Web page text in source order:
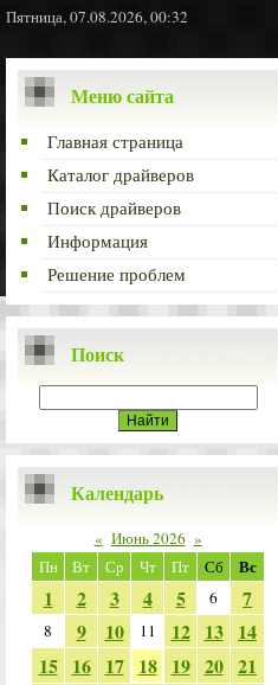
Пятница, 07.08.2026, 00:32
Меню сайта
Главная страница
Каталог драйверов
Поиск драйверов
Информация
Решение проблем
Поиск
Календарь
« Июнь 2026 »
Пн
Вт Ср Чт Пт Сб Вс
1 2 3 4 5 6 7
8 9 10 11 12 13 14
15 16 17 18 19 20 21